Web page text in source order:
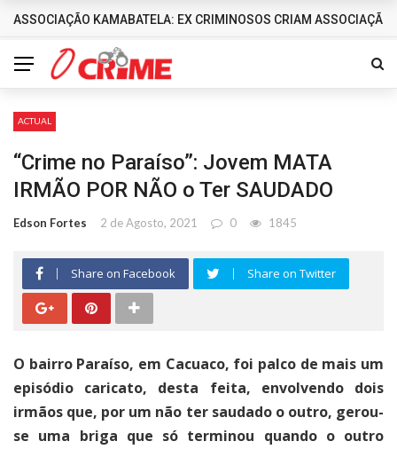
DESTAQUES
ASSOCIAÇÃO KAMABATELA: EX CRIMINOSOS CRIAM
ACTUAL
“Crime no Paraíso”: Jovem MATA
IRMÃO POR NÃO o Ter SAUDADO
Edson Fortes 2 de Agosto, 2021 0 1845
Share on Facebook Share on Twitter
O bairro Paraíso, em Cacuaco, foi palco de mais um
episódio caricato, desta feita, envolvendo dois
irmãos que, por um não ter saudado o outro, gerou-
se uma briga que só terminou quando o outro